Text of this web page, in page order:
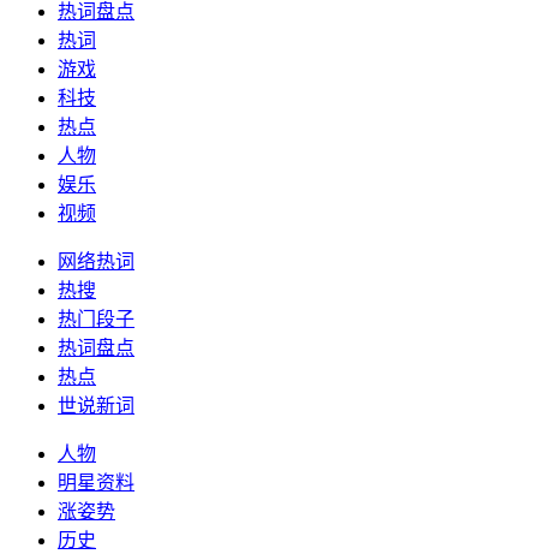
热词盘点
热词
游戏
科技
热点
人物
娱乐
视频
网络热词
热搜
热门段子
热词盘点
热点
世说新词
人物
明星资料
涨姿势
历史